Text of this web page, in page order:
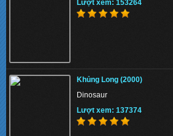
Lượt xem: 153264
Khủng Long (2000)
Dinosaur
Lượt xem: 137374